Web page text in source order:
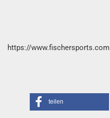
https://www.fischersports.com
teilen